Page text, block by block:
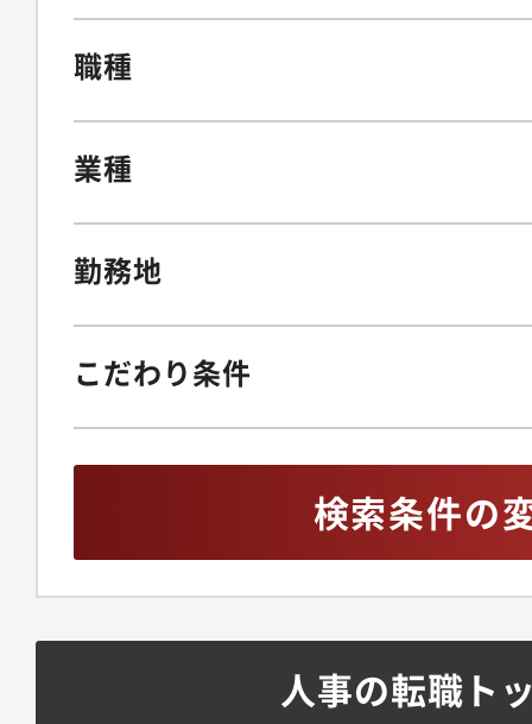
職種
業種
勤務地
こだわり条件
検索条件の
人事の転職ト